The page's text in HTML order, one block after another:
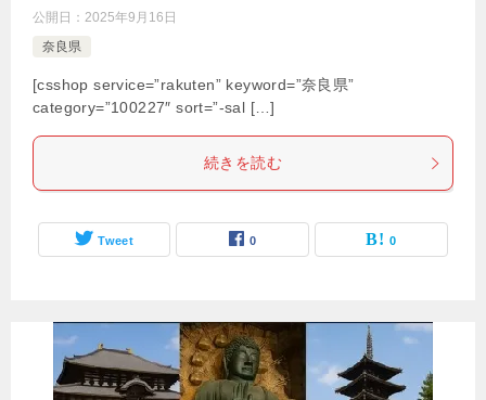
公開日： 2025年9月16日
奈良県
[csshop service=”rakuten” keyword=”奈良県”
category=”100227″ sort=”-sal […]
続きを読む
Tweet 0 0